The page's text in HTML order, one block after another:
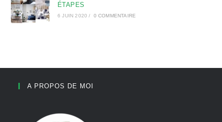
ÉTAPES
6 JUIN 2020 / 0 COMMENTAIRE
A PROPOS DE MOI